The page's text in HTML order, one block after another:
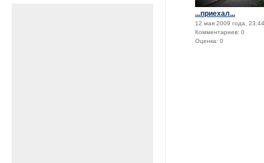
...приехал...
12 мая 2009 года, 23:44
Комментариев: 0
Оценка: 0